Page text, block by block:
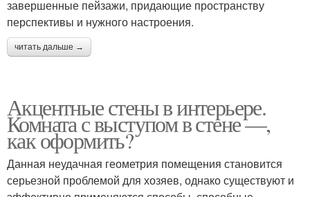
завершенные пейзажи, придающие пространству
перспективы и нужного настроения.
читать дальше →
Акцентные стены в интерьере.
Комната с выступом в стене —,
как оформить?
Данная неудачная геометрия помещения становится
серьезной проблемой для хозяев, однако существуют и